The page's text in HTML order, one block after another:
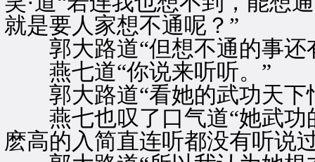
就是要人家想不通呢？”
郭大路道“但想不通的事还
燕七道“你说来听听。”
郭大路道“看她的武功天下
燕七也叹了口气道“她武功
麽高的入简直连听都没有听说